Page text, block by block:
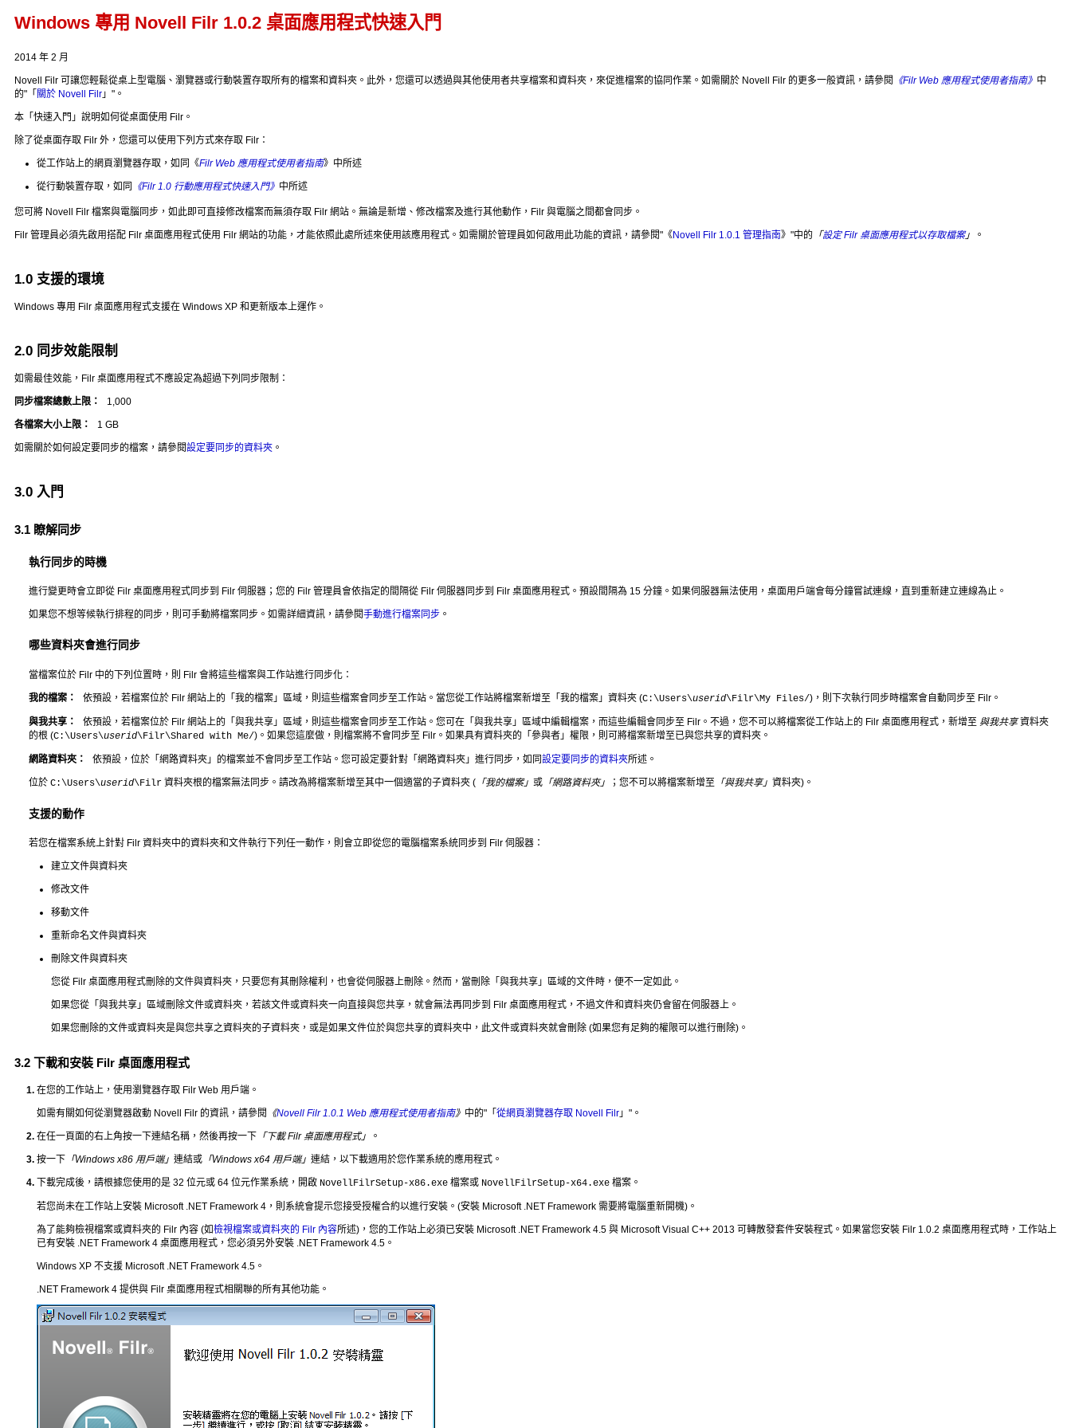
Windows 專用 Novell Filr 1.0.2 桌面應用程式快速入門
2014 年 2 月
Novell Filr 可讓您輕鬆從桌上型電腦、瀏覽器或行動裝置存取所有的檔案和資料夾。此外，您還可以透過與其他使用者共享檔案和資料夾，來促進檔案的協同作業。如需關於 Novell Filr 的更多一般資訊，請參閱 《Filr Web 應用程式使用者指南》 中
的
「 關於 Novell Filr 」 。
本「快速入門」說明如何從桌面使用 Filr。
除了從桌面存取 Filr 外，您還可以使用下列方式來存取 Filr：
從工作站上的網頁瀏覽器存取，如同《Filr Web 應用程式使用者指南》中所述
從行動裝置存取，如同 《Filr 1.0 行動應用程式快速入門》 中所述
您可將 Novell Filr 檔案與電腦同步，如此即可直接修改檔案而無須存取 Filr 網站。無論是新增、修改檔案及進行其他動作，Filr 與電腦之間都會同步。
Filr 管理員必須先啟用搭配 Filr 桌面應用程式使用 Filr 網站的功能，才能依照此處所述來使用該應用程式。如需關於管理員如何啟用此功能的資訊，請參閱 《Novell Filr 1.0.1 管理指南》 中的 「設定 Filr 桌面應用程式以存取檔案」 。
1.0 支援的環境
Windows 專用 Filr 桌面應用程式支援在 Windows XP 和更新版本上運作。
2.0 同步效能限制
如需最佳效能，Filr 桌面應用程式不應設定為超過下列同步限制：
同步檔案總數上限： 1,000
各檔案大小上限： 1 GB
如需關於如何設定要同步的檔案，請參閱設定要同步的資料夾 。
3.0 入門
3.1 瞭解同步
執行同步的時機
進行變更時會立即從 Filr 桌面應用程式同步到 Filr 伺服器；您的 Filr 管理員會依指定的間隔從 Filr 伺服器同步到 Filr 桌面應用程式。預設間隔為 15 分鐘。如果伺服器無法使用，桌面用戶端會每分鐘嘗試連線，直到重新建立連線為止。
如果您不想等候執行排程的同步，則可手動將檔案同步。如需詳細資訊，請參閱手動進行檔案同步 。
哪些資料夾會進行同步
當檔案位於 Filr 中的下列位置時，則 Filr 會將這些檔案與工作站進行同步化：
我的檔案： 依預設，若檔案位於 Filr 網站上的「我的檔案」區域，則這些檔案會同步至工作站。當您從工作站將檔案新增至「我的檔案」資料夾 (C:\Users\userid\Filr\My Files/)，則下次執行同步時檔案會自動同步至 Filr。
與我共享： 依預設，若檔案位於 Filr 網站上的「與我共享」區域，則這些檔案會同步至工作站。您可在「與我共享」區域中編輯檔案，而這些編輯會同步至 Filr。不過，您不可以將檔案從工作站上的 Filr 桌面應用程式，新增至 與我共享資料夾
的根 (C:\Users\userid\Filr\Shared with Me/)。如果您這麼做，則檔案將不會同步至 Filr。如果具有資料夾的「參與者」權限，則可將檔案新增至已與您共享的資料夾。
網路資料夾： 依預設，位於「網路資料夾」的檔案並不會同步至工作站。您可設定要針對「網路資料夾」進行同步，如同設定要同步的資料夾所述。
位於 C:\Users\userid\Filr 資料夾根的檔案無法同步。請改為將檔案新增至其中一個適當的子資料夾 ( 「我的檔案」 或 「網路資料夾」 ；您不可以將檔案新增至 「與我共享」 資料夾)。
支援的動作
若您在檔案系統上針對 Filr 資料夾中的資料夾和文件執行下列任一動作，則會立即從您的電腦檔案系統同步到 Filr 伺服器：
建立文件與資料夾
修改文件
移動文件
重新命名文件與資料夾
刪除文件與資料夾
您從 Filr 桌面應用程式刪除的文件與資料夾，只要您有其刪除權利，也會從伺服器上刪除。然而，當刪除「與我共享」區域的文件時，便不一定如此。
如果您從「與我共享」區域刪除文件或資料夾，若該文件或資料夾一向直接與您共享，就會無法再同步到 Filr 桌面應用程式，不過文件和資料夾仍會留在伺服器上。
如果您刪除的文件或資料夾是與您共享之資料夾的子資料夾，或是如果文件位於與您共享的資料夾中，此文件或資料夾就會刪除 (如果您有足夠的權限可以進行刪除)。
3.2 下載和安裝 Filr 桌面應用程式
在您的工作站上，使用瀏覽器存取 Filr Web 用戶端。
如需有關如何從瀏覽器啟動 Novell Filr 的資訊，請參閱 《Novell Filr 1.0.1 Web 應用程式使用者指南》 中的 「 從網頁瀏覽器存取 Novell Filr 」 。
在任一頁面的右上角按一下連結名稱，然後再按一下 「下載 Filr 桌面應用程式」 。
按一下 「Windows x86 用戶端」 連結或 「Windows x64 用戶端」 連結，以下載適用於您作業系統的應用程式。
下載完成後，請根據您使用的是 32 位元或 64 位元作業系統，開啟 NovellFilrSetup-x86.exe 檔案或 NovellFilrSetup-x64.exe 檔案。
若您尚未在工作站上安裝 Microsoft .NET Framework 4，則系統會提示您接受授權合約以進行安裝。(安裝 Microsoft .NET Framework 需要將電腦重新開機)。
為了能夠檢視檔案或資料夾的 Filr 內容 (如檢視檔案或資料夾的 Filr 內容所述)，您的工作站上必須已安裝 Microsoft .NET Framework 4.5 與 Microsoft Visual C++ 2013 可轉散發套件安裝程式。如果當您安裝 Filr 1.0.2 桌面應用程式時，工作站上
已有安裝 .NET Framework 4 桌面應用程式，您必須另外安裝 .NET Framework 4.5。
Windows XP 不支援 Microsoft .NET Framework 4.5。
.NET Framework 4 提供與 Filr 桌面應用程式相關聯的所有其他功能。